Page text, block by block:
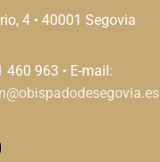
4 • 40001 Segovia
460 963 • E-mail: